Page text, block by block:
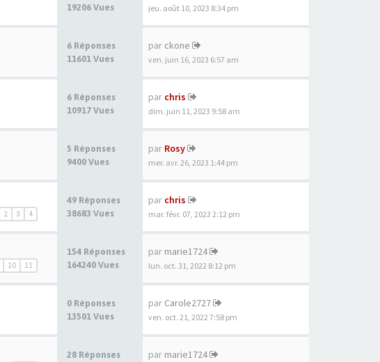
19206 Vues
jeu. août 10, 2023 8:34 pm
6 Réponses
11601 Vues
par ckone
ven. juin 16, 2023 6:57 am
6 Réponses
10917 Vues
par chris
dim. juin 11, 2023 9:58 am
5 Réponses
9400 Vues
par Rosy
mer. avr. 26, 2023 1:44 pm
2 3 4
49 Réponses
38683 Vues
par chris
mar. févr. 07, 2023 2:12 pm
10 11
154 Réponses
164240 Vues
par marie1724
lun. oct. 31, 2022 8:12 pm
0 Réponses
13501 Vues
par Carole2727
ven. oct. 21, 2022 7:58 pm
28 Réponses
par marie1724